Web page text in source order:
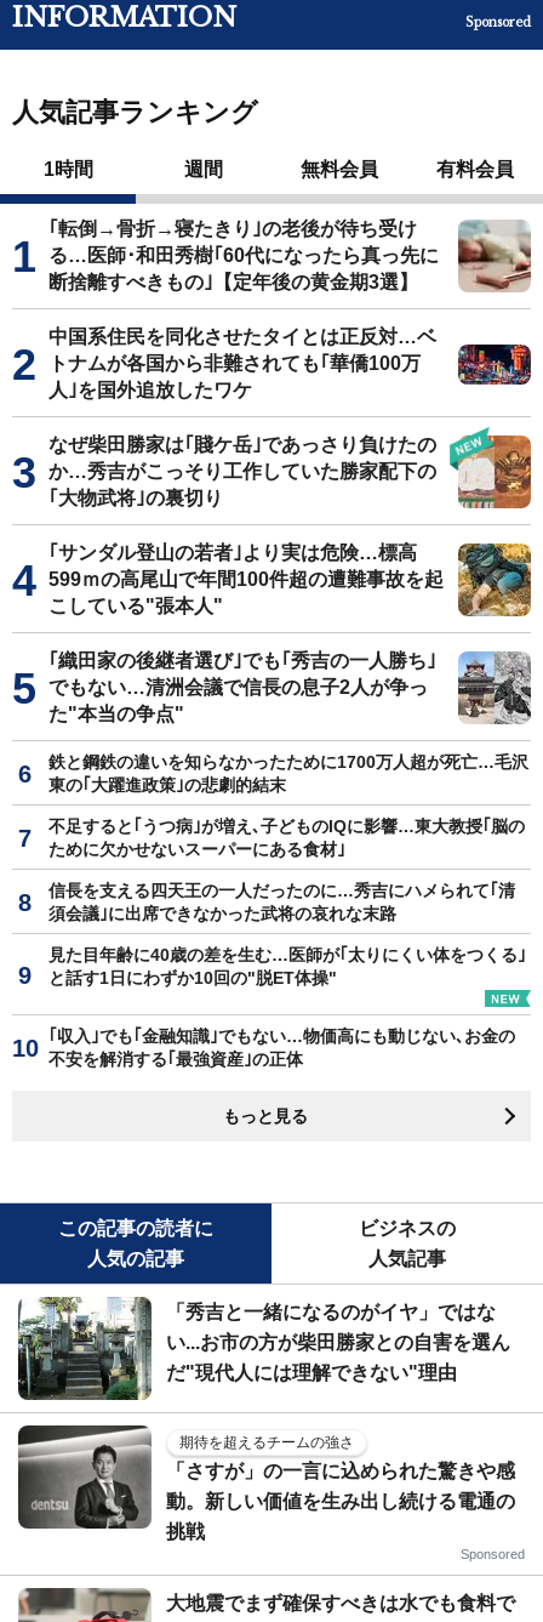
INFORMATION Sponsored
人気記事ランキング
1時間 週間 無料会員 有料会員
｢転倒→骨折→寝たきり｣の老後が待ち受け
る…医師･和田秀樹｢60代になったら真っ先に
断捨離すべきもの｣【定年後の黄金期3選】
中国系住民を同化させたタイとは正反対…ベ
トナムが各国から非難されても｢華僑100万
人｣を国外追放したワケ
なぜ柴田勝家は｢賤ケ岳｣であっさり負けたの
か…秀吉がこっそり工作していた勝家配下の
｢大物武将｣の裏切り
｢サンダル登山の若者｣より実は危険…標高
599ｍの高尾山で年間100件超の遭難事故を起
こしている"張本人"
｢織田家の後継者選び｣でも｢秀吉の一人勝ち｣
でもない…清洲会議で信長の息子2人が争っ
た"本当の争点"
鉄と鋼鉄の違いを知らなかったために1700万人超が死亡…毛沢
東の｢大躍進政策｣の悲劇的結末
不足すると｢うつ病｣が増え､子どものIQに影響…東大教授｢脳の
ために欠かせないスーパーにある食材｣
信長を支える四天王の一人だったのに…秀吉にハメられて｢清
須会議｣に出席できなかった武将の哀れな末路
見た目年齢に40歳の差を生む…医師が｢太りにくい体をつくる｣
と話す1日にわずか10回の"脱ET体操"
｢収入｣でも｢金融知識｣でもない…物価高にも動じない､お金の
不安を解消する｢最強資産｣の正体
もっと見る
この記事の読者に
人気の記事
ビジネスの
人気記事
「秀吉と一緒になるのがイヤ」ではな
い...お市の方が柴田勝家との自害を選ん
だ"現代人には理解できない"理由
期待を超えるチームの強さ
「さすが」の一言に込められた驚きや感
動。新しい価値を生み出し続ける電通の
挑戦
Sponsored
大地震でまず確保すべきは水でも食料で